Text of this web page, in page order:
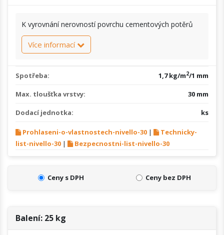
K vyrovnání nerovností povrchu cementových potěrů
Více informací
Spotřeba: 1,7 kg/m2/1 mm
Max. tloušťka vrstvy: 30 mm
Dodací jednotka: ks
Prohlaseni-o-vlastnostech-nivello-30 |
Technicky-
list-nivello-30 | Bezpecnostni-list-nivello-30
Ceny s DPH Ceny bez DPH
Balení: 25 kg